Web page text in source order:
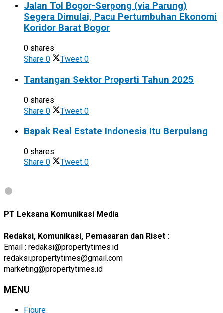
Jalan Tol Bogor-Serpong (via Parung)
Segera Dimulai, Pacu Pertumbuhan Ekonomi
Koridor Barat Bogor
0 shares
Share 0 Tweet 0
Tantangan Sektor Properti Tahun 2025
0 shares
Share 0 Tweet 0
Bapak Real Estate Indonesia Itu Berpulang
0 shares
Share 0 Tweet 0
PT Leksana Komunikasi Media
Redaksi, Komunikasi, Pemasaran dan Riset :
Email : redaksi@propertytimes.id
redaksi.propertytimes@gmail.com
marketing@propertytimes.id
MENU
Figure